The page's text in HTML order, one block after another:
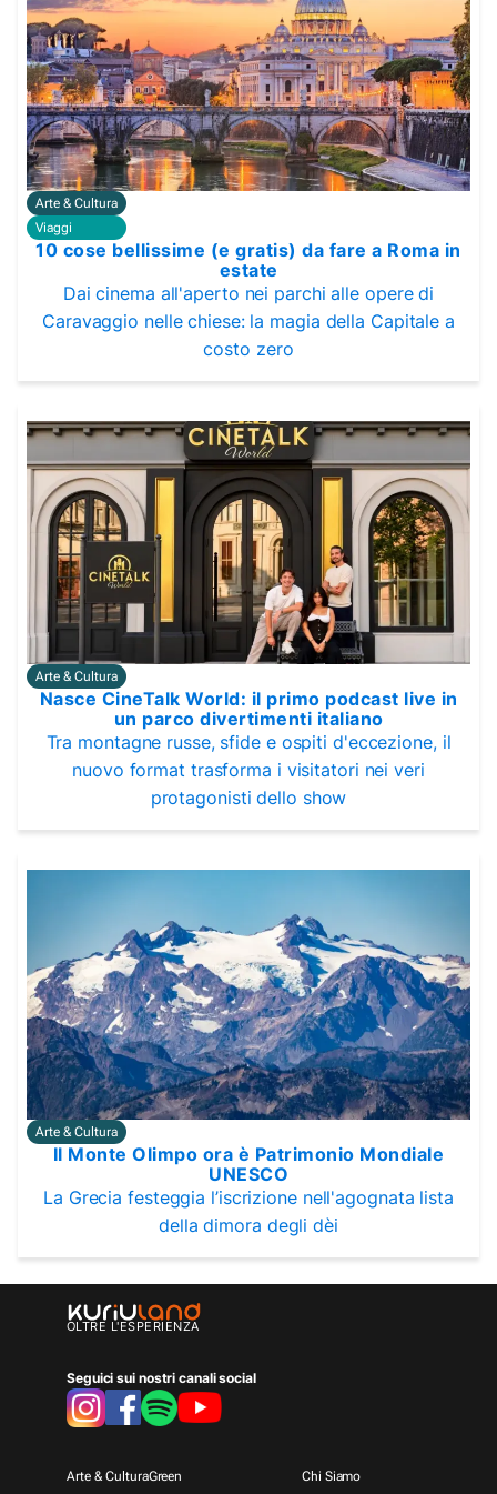
Arte & Cultura
Viaggi
10 cose bellissime (e gratis) da fare a Roma in
estate
Dai cinema all'aperto nei parchi alle opere di
Caravaggio nelle chiese: la magia della Capitale a
costo zero
Arte & Cultura
Nasce CineTalk World: il primo podcast live in
un parco divertimenti italiano
Tra montagne russe, sfide e ospiti d'eccezione, il
nuovo format trasforma i visitatori nei veri
protagonisti dello show
Arte & Cultura
Il Monte Olimpo ora è Patrimonio Mondiale
UNESCO
La Grecia festeggia l’iscrizione nell'agognata lista
della dimora degli dèi
OLTRE L'ESPERIENZA
Seguici sui nostri canali social
Arte & CulturaGreen Chi Siamo